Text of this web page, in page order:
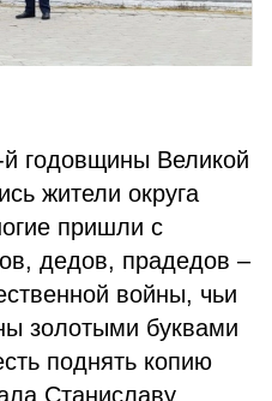
годовщины Великой
жители округа
пришли с
дедов, прадедов –
войны, чьи
золотыми буквами
поднять копию
Станиславу